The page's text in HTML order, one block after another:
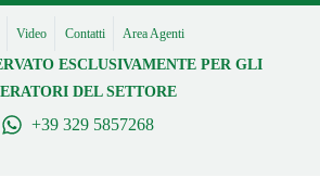
Video Contatti Area Agenti
ESCLUSIVAMENTE PER GLI
DEL SETTORE
+39 329 5857268